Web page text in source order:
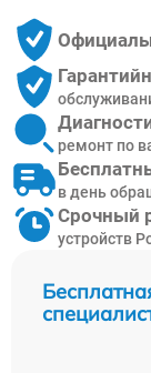
ремонт по
в день
Срочный
устройств